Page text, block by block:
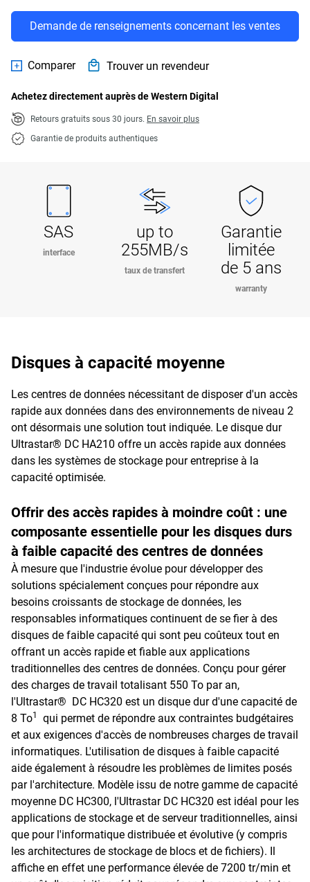
Demande de renseignements concernant les ventes
Comparer Trouver un revendeur
Achetez directement auprès de Western Digital
Retours gratuits sous 30 jours. En savoir plus
Garantie de produits authentiques
SAS
interface
up to
255MB/s
taux de transfert
Garantie
limitée
de 5 ans
warranty
Disques à capacité moyenne
Les centres de données nécessitant de disposer d'un accès
rapide aux données dans des environnements de niveau 2
ont désormais une solution tout indiquée. Le disque dur
Ultrastar® DC HA210 offre un accès rapide aux données
dans les systèmes de stockage pour entreprise à la
capacité optimisée.
Offrir des accès rapides à moindre coût : une
composante essentielle pour les disques durs
à faible capacité des centres de données
À mesure que l'industrie évolue pour développer des
solutions spécialement conçues pour répondre aux
besoins croissants de stockage de données, les
responsables informatiques continuent de se fier à des
disques de faible capacité qui sont peu coûteux tout en
offrant un accès rapide et fiable aux applications
traditionnelles des centres de données. Conçu pour gérer
des charges de travail totalisant 550 To par an,
l'Ultrastar® DC HC320 est un disque dur d'une capacité de
8 To1
qui permet de répondre aux contraintes budgétaires
et aux exigences d'accès de nombreuses charges de travail
informatiques. L'utilisation de disques à faible capacité
aide également à résoudre les problèmes de limites posés
par l'architecture. Modèle issu de notre gamme de capacité
moyenne DC HC300, l'Ultrastar DC HC320 est idéal pour les
applications de stockage et de serveur traditionnelles, ainsi
que pour l'informatique distribuée et évolutive (y compris
les architectures de stockage de blocs et de fichiers). Il
affiche en effet une performance élevée de 7200 tr/min et